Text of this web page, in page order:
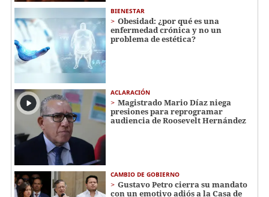
BIENESTAR
Obesidad: ¿por qué es una
enfermedad crónica y no un
problema de estética?
ACLARACIÓN
Magistrado Mario Díaz niega
presiones para reprogramar
audiencia de Roosevelt Hernández
CAMBIO DE GOBIERNO
Gustavo Petro cierra su mandato
con un emotivo adiós a la Casa de